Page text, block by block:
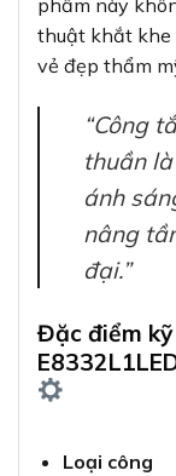
thuật khắt khe
vẻ đẹp thẩm
“Công
thuần
ánh
nâng
đại.”
Đặc điểm
Loại công